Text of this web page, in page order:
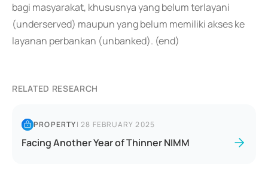
bagi masyarakat, khususnya yang belum terlayani
(underserved) maupun yang belum memiliki akses ke
layanan perbankan (unbanked). (end)
RELATED RESEARCH
PROPERTY|28 FEBRUARY 2025
Facing Another Year of Thinner NIMM